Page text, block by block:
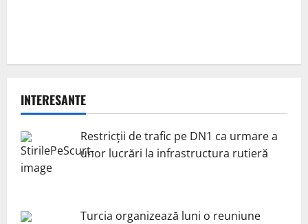
INTERESANTE
Restricții de trafic pe DN1 ca urmare a
unor lucrări la infrastructura rutieră
Turcia organizează luni o reuniune